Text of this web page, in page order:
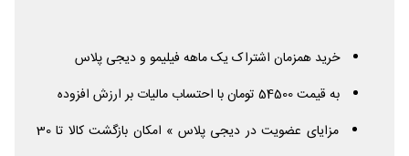
خرید همزمان اشتراک یک ماهه فیلیمو و دیجی پلاس
به قیمت 54500 تومان با احتساب مالیات بر ارزش افزوده
مزایای عضویت در دیجی پلاس » امکان بازگشت کالا تا 30